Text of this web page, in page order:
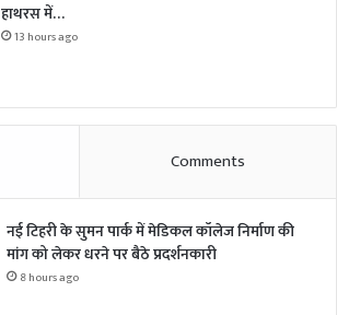
हाथरस में…
13 hours ago
Comments
नई टिहरी के सुमन पार्क में मेडिकल कॉलेज निर्माण की
मांग को लेकर धरने पर बैठे प्रदर्शनकारी
8 hours ago